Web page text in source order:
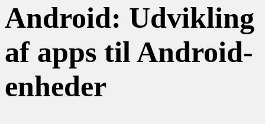
Android: Udvikling
af apps til Android-
enheder